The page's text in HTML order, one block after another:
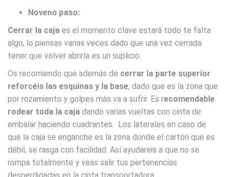
Noveno paso:
Cerrar la caja es el momento clave estará todo te falta
algo, lo piensas varias veces dado que una vez cerrada
tener que volver abrirla es un suplicio.
Os recomiendo que además de cerrar la parte superior
reforcéis las esquinas y la base, dado que es la zona que
por rozamiento y golpes más va a sufrir. Es recomendable
rodear toda la caja dando varias vueltas con cinta de
embalar haciendo cuadrantes. Los laterales en caso de
que la caja se enganche es la zona donde el cartón que es
débil, se rasga con facilidad. Así ayudareis a que no se
rompa totalmente y veas salir tus pertenencias